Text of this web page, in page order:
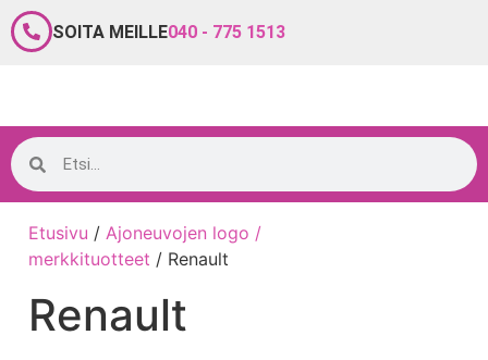
SOITA MEILLE040 - 775 1513
Etusivu / Ajoneuvojen logo /
merkkituotteet / Renault
Renault